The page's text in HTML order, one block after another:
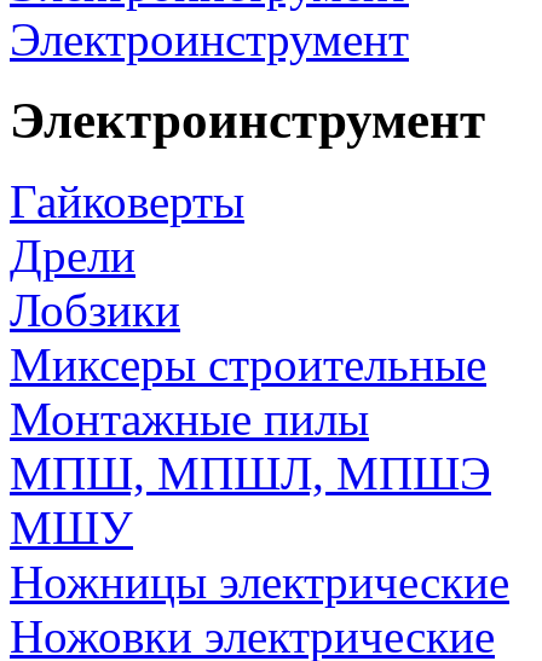
Электроинструмент
Электроинструмент
Гайковерты
Дрели
Лобзики
Миксеры строительные
Монтажные пилы
МПШ, МПШЛ, МПШЭ
МШУ
Ножницы электрические
Ножовки электрические